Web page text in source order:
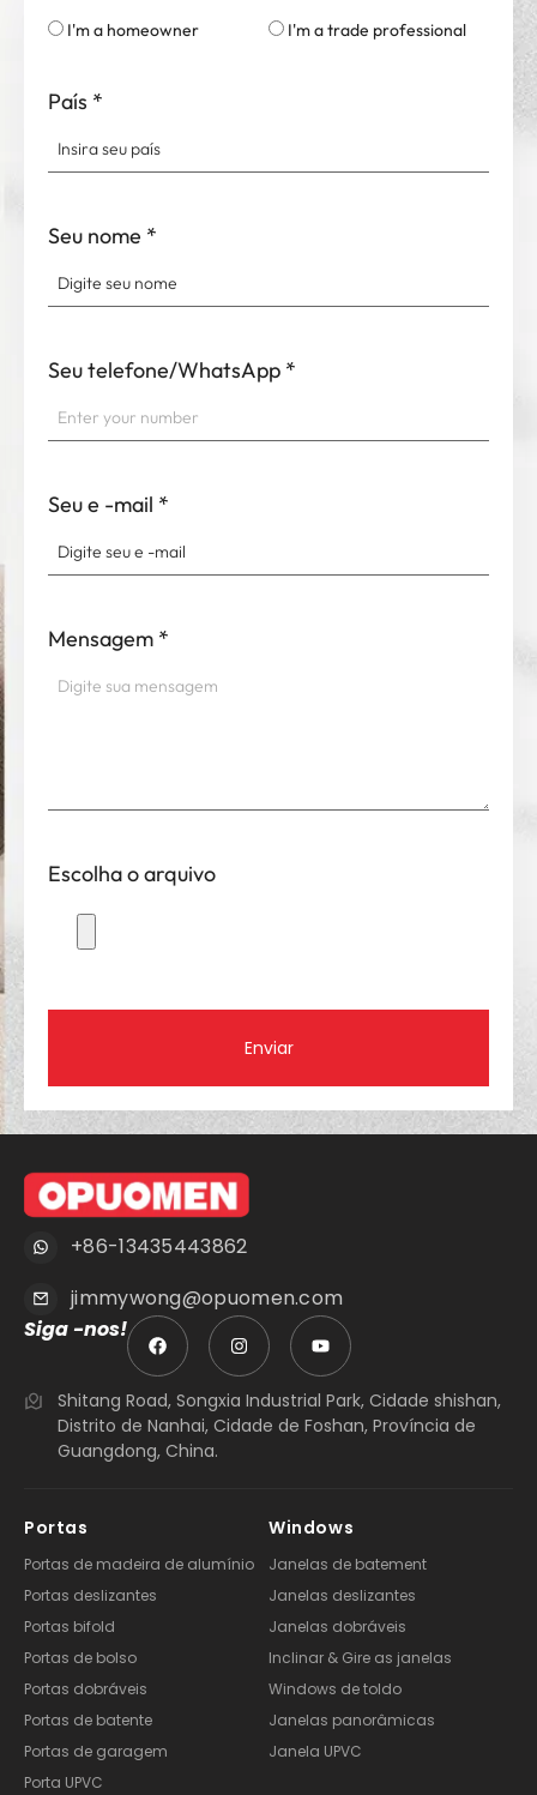
I'm a homeowner I'm a trade professional
País *
Seu nome *
Seu telefone/WhatsApp *
Seu e -mail *
Mensagem *
Escolha o arquivo
Enviar
+86-13435443862
jimmywong@opuomen.com
Siga -nos!
Shitang Road, Songxia Industrial Park, Cidade shishan,
Distrito de Nanhai, Cidade de Foshan, Província de
Guangdong, China.
Portas
Portas de madeira de alumínio
Portas deslizantes
Portas bifold
Portas de bolso
Portas dobráveis
Portas de batente
Portas de garagem
Porta UPVC
Windows
Janelas de batement
Janelas deslizantes
Janelas dobráveis
Inclinar & Gire as janelas
Windows de toldo
Janelas panorâmicas
Janela UPVC